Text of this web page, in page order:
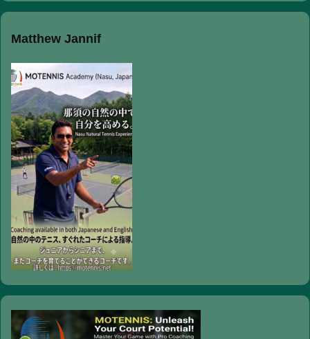
Matthew Jannif